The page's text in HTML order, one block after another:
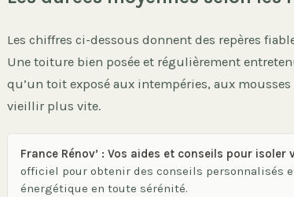
Les chiffres ci-dessous donnent des repères
Une toiture bien posée et régulièrement
qu’un toit exposé aux intempéries, aux
vieillir plus vite.
France Rénov’ : Vos aides et conseils pour
officiel pour obtenir des conseils personnalisés
énergétique en toute sérénité.